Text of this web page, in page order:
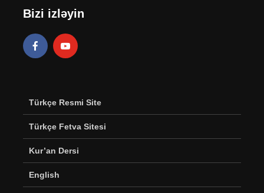
Bizi izləyin
Türkçe Resmi Site
Türkçe Fetva Sitesi
Kur’an Dersi
English